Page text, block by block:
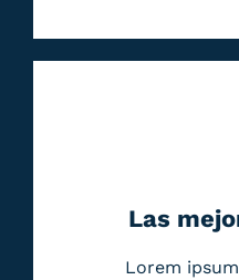
Las
Lorem